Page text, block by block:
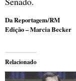
Da Reportagem/RM
Edição – Marcia Becker
Relacionado